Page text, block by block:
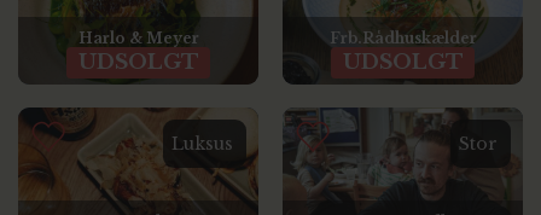
Luksus
Harlo & Meyer
UDSOLGT
Stor
Frb.Rådhuskælder
UDSOLGT